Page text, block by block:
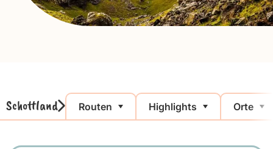
Schottland Routen Highlights Orte